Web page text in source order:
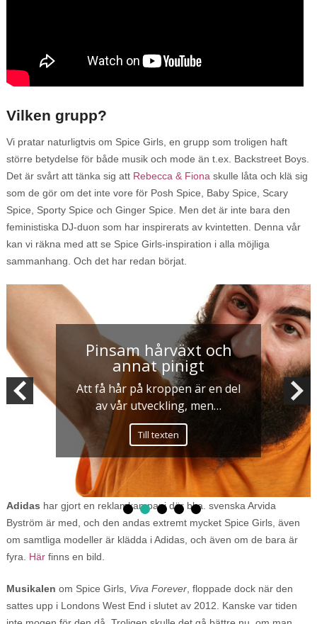
Vilken grupp?
Vi pratar naturligtvis om Spice Girls, en grupp som troligen haft
större betydelse för både musik och mode än t.ex. Backstreet Boys.
Det är svårt att tänka sig att Rebecca & Fionaskulle låta och klä sig
som de gör om det inte vore för Posh Spice, Baby Spice, Scary
Spice, Sporty Spice och Ginger Spice. Men det är inte bara den
feministiska DJ-duon som har inspirerats av kvintetten. Denna vår
kan vi räkna med att se Spice Girls-inspiration i alla möjliga
sammanhang. Och det har redan börjat.
Pinsam hårväxt och
annat pinigt
Att få hår på kroppen är en del
av vår utveckling, men…
Till texten
Adidas har gjort en reklamkampanj där bl.a. svenska Arvida
Byström är med, och den andas extremt mycket Spice Girls, även
om samtliga modeller är klädda i Adidas, och även om de bara är
fyra. Härfinns en bild.
Musikalen om Spice Girls, Viva Forever, floppade dock när den
sattes upp i Londons West End i slutet av 2012. Kanske var tiden